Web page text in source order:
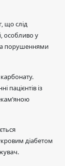
що слід
особливо у
та порушеннями
пацієнтів із
діабетом